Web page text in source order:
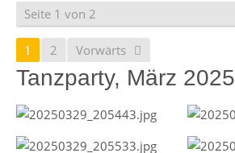
Seite 1 von 2
1 2 Vorwärts
Tanzparty, März 2025